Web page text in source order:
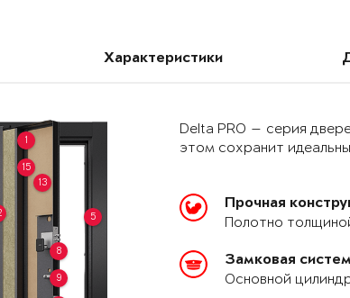
Характеристики
1
5
8
9
13
15
Delta PRO — серия
этом сохранит
Прочная
Полотно
Замковая
Основной